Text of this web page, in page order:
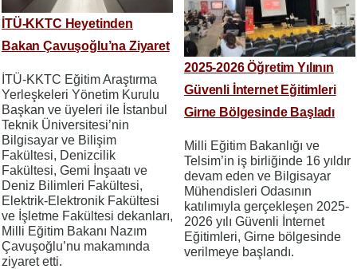
İTÜ-KKTC Heyetinden
Bakan Çavuşoğlu’na Ziyaret
İTÜ-KKTC Eğitim Araştırma
Yerleşkeleri Yönetim Kurulu
Başkan ve üyeleri ile İstanbul
Teknik Üniversitesi’nin
Bilgisayar ve Bilişim
Fakültesi, Denizcilik
Fakültesi, Gemi İnşaatı ve
Deniz Bilimleri Fakültesi,
Elektrik-Elektronik Fakültesi
ve İşletme Fakültesi dekanları,
Milli Eğitim Bakanı Nazım
Çavuşoğlu’nu makamında
ziyaret etti.
2025-2026 Öğretim Yılının
Güvenli İnternet Eğitimleri
Girne Bölgesinde Başladı
Milli Eğitim Bakanlığı ve
Telsim’in iş birliğinde 16 yıldır
devam eden ve Bilgisayar
Mühendisleri Odasının
katılımıyla gerçekleşen 2025-
2026 yılı Güvenli İnternet
Eğitimleri, Girne bölgesinde
verilmeye başlandı.